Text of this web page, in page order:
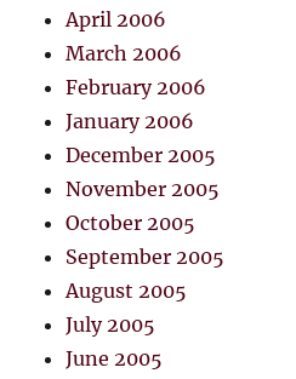
April 2006
March 2006
February 2006
January 2006
December 2005
November 2005
October 2005
September 2005
August 2005
July 2005
June 2005